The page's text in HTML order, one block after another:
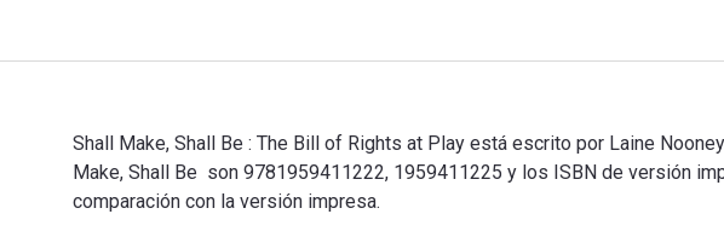
Shall Make, Shall Be : The Bill of Rights at Play está escrito por Laine
Make, Shall Be son 9781959411222, 1959411225 y los ISBN de versión
comparación con la versión impresa.